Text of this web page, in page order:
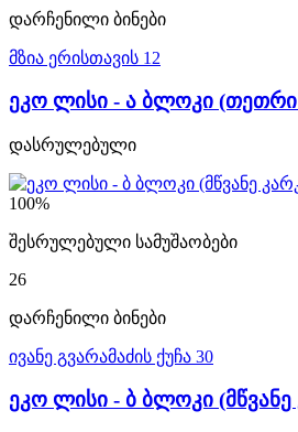
დარჩენილი ბინები
მზია ერისთავის 12
ეკო ლისი - ა ბლოკი (თეთრი
დასრულებული
100%
შესრულებული სამუშაობები
26
დარჩენილი ბინები
ივანე გვარამაძის ქუჩა 30
ეკო ლისი - ბ ბლოკი (მწვანე